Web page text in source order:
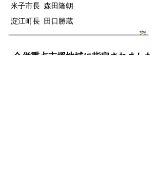
米子市長 森田隆朝
淀江町長 田口勝蔵
合併重点支援地域に指定されました